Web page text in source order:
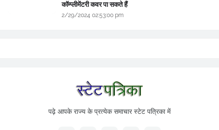
कॉम्प्लीमेंटरी कवर पा सकते हैं
2/29/2024 02:53:00 pm
पढ़े आपके राज्य के प्रत्येक समाचार स्टेट पत्रिका में